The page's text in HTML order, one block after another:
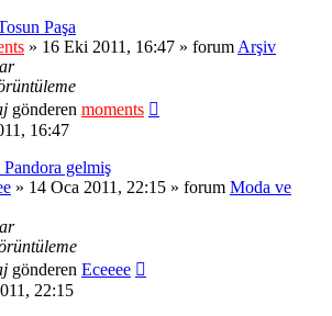
Paşa
» 16 Eki 2011, 16:47 » forum Arşiv
gönderen moments
16:47
Pandora gelmiş
» 14 Oca 2011, 22:15 » forum Moda ve
gönderen Eceeee
22:15